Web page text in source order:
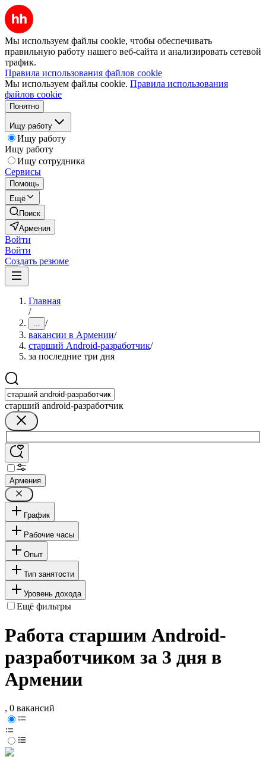
Мы используем файлы cookie, чтобы обеспечивать
правильную работу нашего веб-сайта и анализировать сетевой
трафик.
Правила использования файлов cookie
Мы используем файлы cookie. Правила использования
файлов cookie
Понятно
Ищу работу
Ищу работу
Ищу работу
Ищу сотрудника
Сервисы
Помощь
Ещё
Поиск
Армения
Войти
Войти
Создать резюме
Главная
/
... /
вакансии в Армении/
старший Android-разработчик/
за последние три дня
старший android-разработчик
Армения
График
Рабочие часы
Опыт
Тип занятости
Уровень дохода
Ещё фильтры
Работа старшим Android-
разработчиком за 3 дня в
Армении
, 0 вакансий